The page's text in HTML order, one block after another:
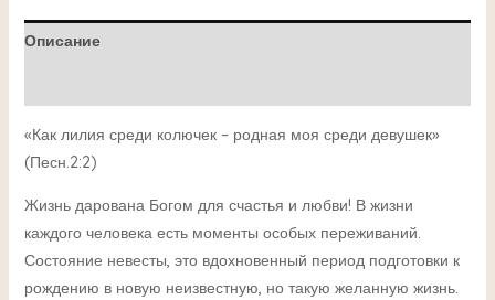
Описание
«Как лилия среди колючек – родная моя среди девушек»
(Песн.2:2)
Жизнь дарована Богом для счастья и любви! В жизни
каждого человека есть моменты особых переживаний.
Состояние невесты, это вдохновенный период подготовки к
рождению в новую неизвестную, но такую желанную жизнь.